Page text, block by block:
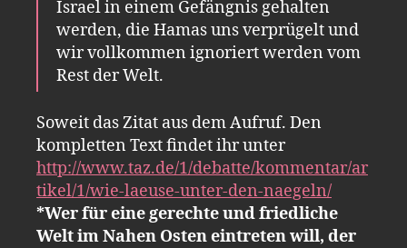
Israel in einem Gefängnis gehalten
werden, die Hamas uns verprügelt und
wir vollkommen ignoriert werden vom
Rest der Welt.
Soweit das Zitat aus dem Aufruf. Den
kompletten Text findet ihr unter
http://www.taz.de/1/debatte/kommentar/ar
tikel/1/wie-laeuse-unter-den-naegeln/
*Wer für eine gerechte und friedliche
Welt im Nahen Osten eintreten will, der